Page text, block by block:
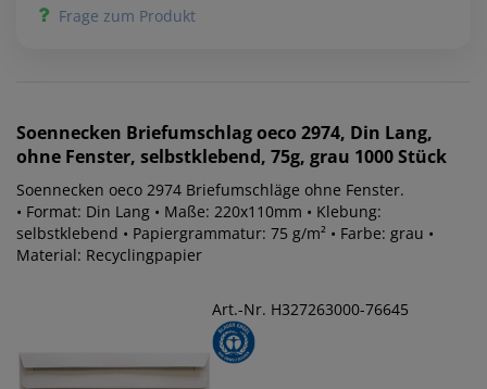
Frage zum Produkt
Soennecken Briefumschlag oeco 2974, Din Lang,
ohne Fenster, selbstklebend, 75g, grau 1000 Stück
Soennecken oeco 2974 Briefumschläge ohne Fenster.
• Format: Din Lang • Maße: 220x110mm • Klebung:
selbstklebend • Papiergrammatur: 75 g/m² • Farbe: grau •
Material: Recyclingpapier
Art.-Nr. H327263000-76645